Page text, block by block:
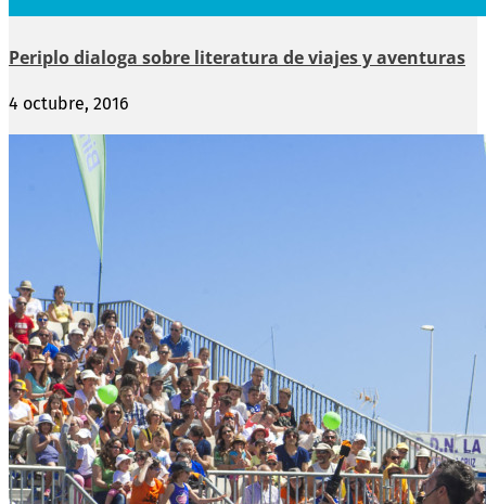
Periplo dialoga sobre literatura de viajes y aventuras
4 octubre, 2016